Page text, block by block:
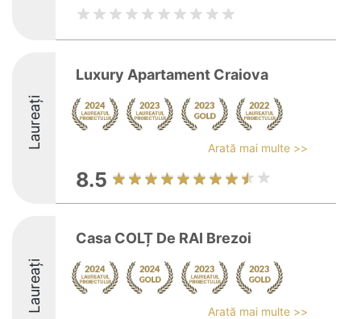
Laureați
Luxury Apartament Craiova
Arată mai multe >>
8.5
Laureați
Casa COLȚ De RAI Brezoi
Arată mai multe >>